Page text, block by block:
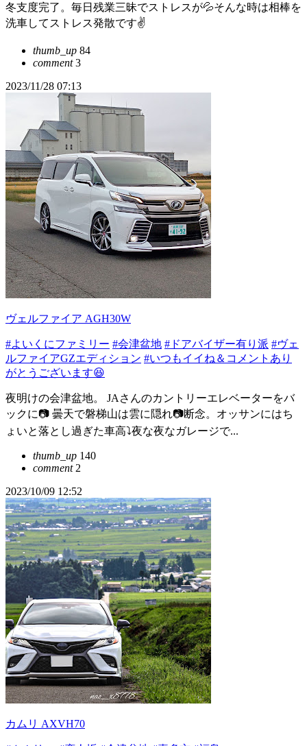
冬支度完了。毎日残業三昧でストレスが💦そんな時は相棒を
洗車してストレス発散です✌️
thumb_up 84
comment3
2023/11/28 07:13
ヴェルファイア AGH30W
#よいくにファミリー #会津盆地 #ドアバイザー有り派 #ヴェ
ルファイアGZエディション #いつもイイね＆コメントあり
がとうございます😆
夜明けの会津盆地。 JAさんのカントリーエレベーターをバ
ックに📷 曇天で磐梯山は雲に隠れ📷断念。オッサンにはち
ょいと落とし過ぎた車高⤵️夜な夜なガレージで...
thumb_up 140
comment2
2023/10/09 12:52
カムリ AXVH70